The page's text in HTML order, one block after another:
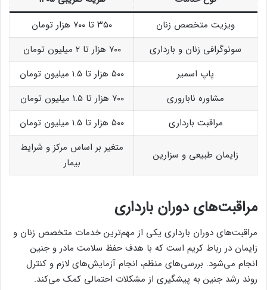
ویزیت متخصص زنان
۳۵۰ تا ۷۰۰ هزار تومان
سونوگرافی زنان و بارداری
۷۰۰ هزار تا ۲ میلیون تومان
پاپ اسمیر
۵۰۰ هزار تا ۱.۵ میلیون تومان
مشاوره ناباروری
۷۰۰ هزار تا ۱.۵ میلیون تومان
مراقبت بارداری
۵۰۰ هزار تا ۱.۵ میلیون تومان
زایمان طبیعی و سزارین
متغیر بر اساس مرکز و شرایط
بیمار
مراقبت‌های دوران بارداری
مراقبت‌های دوران بارداری یکی از مهم‌ترین خدمات متخصص زنان و
زایمان در رباط کریم است که با هدف حفظ سلامت مادر و جنین
انجام می‌شود. بررسی‌های منظم، انجام آزمایش‌های لازم و کنترل
روند رشد جنین به پیشگیری از مشکلات احتمالی کمک می‌کند.